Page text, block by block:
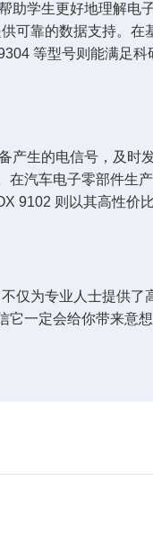
助学生更好地理解电
可靠的数据支持。在
等型号则能满足科
产生的电信号，及时
汽车电子零部件生
9102 则以其高性价
仅为专业人士提供了
一定会给你带来意